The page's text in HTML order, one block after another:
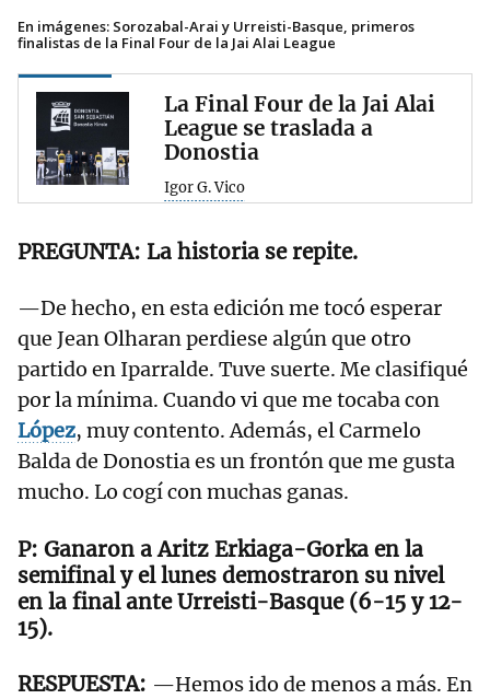
En imágenes: Sorozabal-Arai y Urreisti-Basque, primeros
finalistas de la Final Four de la Jai Alai League
La Final Four de la Jai Alai
League se traslada a
Donostia
Igor G. Vico
La historia se repite.
—De hecho, en esta edición me tocó esperar
que Jean Olharan perdiese algún que otro
partido en Iparralde. Tuve suerte. Me clasifiqué
por la mínima. Cuando vi que me tocaba con
López, muy contento. Además, el Carmelo
Balda de Donostia es un frontón que me gusta
mucho. Lo cogí con muchas ganas.
Ganaron a Aritz Erkiaga-Gorka en la
semifinal y el lunes demostraron su nivel
en la final ante Urreisti-Basque (6-15 y 12-
15).
—Hemos ido de menos a más. En